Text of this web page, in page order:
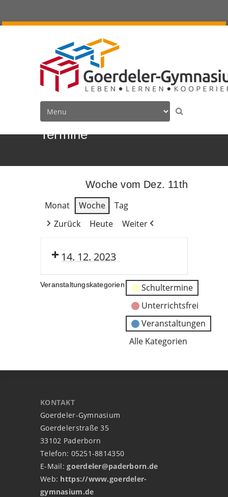
Termine
Woche vom Dez. 11th
Monat
Woche
Tag
Zurück
Heute Weiter
14. 12. 2023
Veranstaltungskategorien
Schultermine
Unterrichtsfrei
Veranstaltungen
Alle Kategorien
KONTAKT
Goerdeler-Gymnasium
Goerdelerstraße 35
33102 Paderborn
Telefon: 05251-8814350
E-Mail:goerdeler@paderborn.de
Web: https://www.goerdeler-
gymnasium.de